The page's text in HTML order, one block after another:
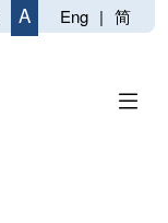
A Eng | 简